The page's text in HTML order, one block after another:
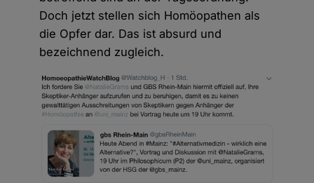
Doch jetzt stellen sich Homöopathen als
die Opfer dar. Das ist absurd und
bezeichnend zugleich.